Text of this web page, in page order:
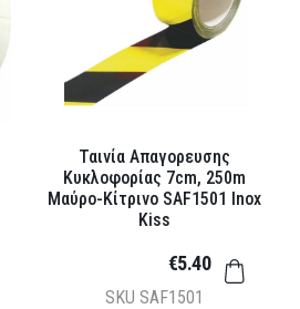
Ταινία Απαγορευσης
Κυκλοφορίας 7cm, 250m
Μαύρο-Κίτρινο SAF1501 Inox
Kiss
SKU SAF1501
€5.40